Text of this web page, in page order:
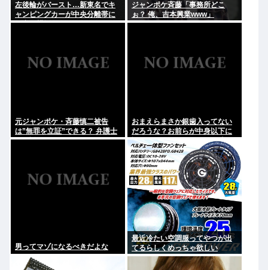
左後輪がバースト…新東名でキ
ャンピングカーが中央分離帯に
衝突し横転
ジャンポケ斉藤「事務所どこ
ぉ？ 俺、吉本興業www」
元ジャンポケ・斉藤慎二被告
は”無罪を立証”できる？ 弁護士
が解説
おまえらまさか銀歯入ってない
だろうな？お前らが中身以下に
評価される原因は口開けた時に
見える銀歯
男ってマゾになるべきだよな
最近冷たい空調服ってやつが出
てるらしくめっちゃ欲しい